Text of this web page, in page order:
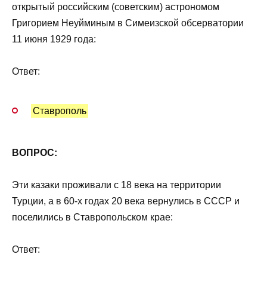
открытый российским (советским) астрономом
Григорием Неуйминым в Симеизской обсерватории
11 июня 1929 года:
Ответ:
Ставрополь
ВОПРОС:
Эти казаки проживали с 18 века на территории
Турции, а в 60-х годах 20 века вернулись в СССР и
поселились в Ставропольском крае:
Ответ: